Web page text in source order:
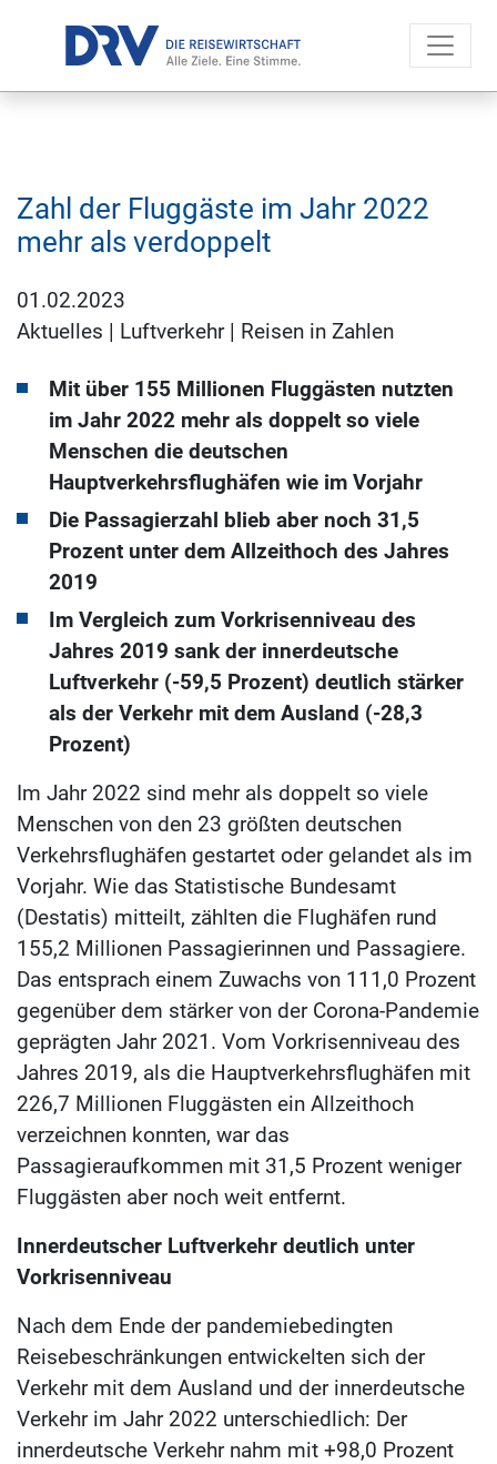
Zahl der Fluggäste im Jahr 2022
mehr als verdoppelt
01.02.2023
Aktuelles | Luftverkehr| Reisen in Zahlen
Mit über 155 Millionen Fluggästen nutzten
im Jahr 2022 mehr als doppelt so viele
Menschen die deutschen
Hauptverkehrsflughäfen wie im Vorjahr
Die Passagierzahl blieb aber noch 31,5
Prozent unter dem Allzeithoch des Jahres
2019
Im Vergleich zum Vorkrisenniveau des
Jahres 2019 sank der innerdeutsche
Luftverkehr (-59,5 Prozent) deutlich stärker
als der Verkehr mit dem Ausland (-28,3
Prozent)
Im Jahr 2022 sind mehr als doppelt so viele
Menschen von den 23 größten deutschen
Verkehrsflughäfen gestartet oder gelandet als im
Vorjahr. Wie das Statistische Bundesamt
(Destatis) mitteilt, zählten die Flughäfen rund
155,2 Millionen Passagierinnen und Passagiere.
Das entsprach einem Zuwachs von 111,0 Prozent
gegenüber dem stärker von der Corona-Pandemie
geprägten Jahr 2021. Vom Vorkrisenniveau des
Jahres 2019, als die Hauptverkehrsflughäfen mit
226,7 Millionen Fluggästen ein Allzeithoch
verzeichnen konnten, war das
Passagieraufkommen mit 31,5 Prozent weniger
Fluggästen aber noch weit entfernt.
Innerdeutscher Luftverkehr deutlich unter
Vorkrisenniveau
Nach dem Ende der pandemiebedingten
Reisebeschränkungen entwickelten sich der
Verkehr mit dem Ausland und der innerdeutsche
Verkehr im Jahr 2022 unterschiedlich: Der
innerdeutsche Verkehr nahm mit +98,0 Prozent